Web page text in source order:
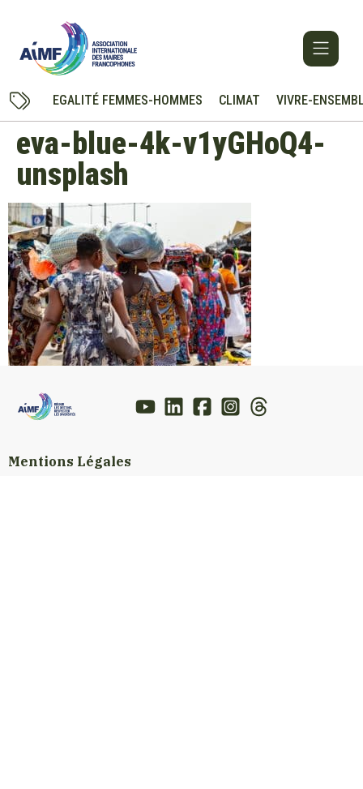
EGALITÉ FEMMES-HOMMES CLIMAT VIVRE-
eva-blue-4k-v1yGHoQ4-
unsplash
Mentions Légales